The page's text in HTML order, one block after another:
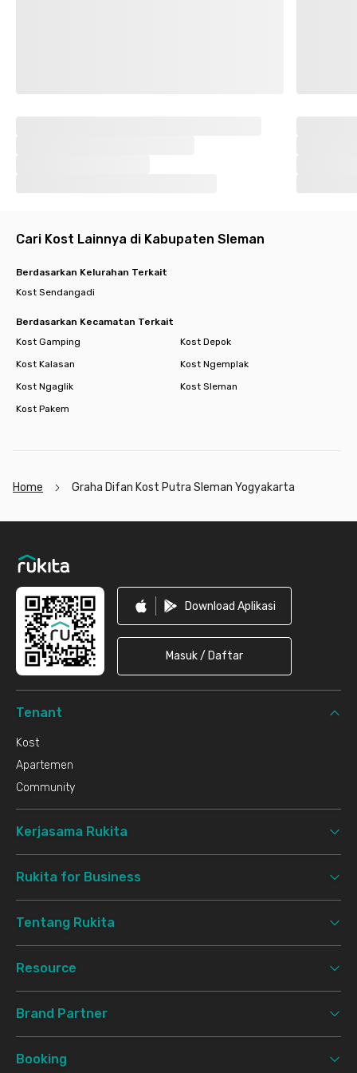
Cari Kost Lainnya di Kabupaten Sleman
Berdasarkan Kelurahan Terkait
Kost Sendangadi
Berdasarkan Kecamatan Terkait
Kost Gamping
Kost Depok
Kost Kalasan
Kost Ngemplak
Kost Ngaglik
Kost Sleman
Kost Pakem
Home Graha Difan Kost Putra Sleman Yogyakarta
Download Aplikasi
Masuk / Daftar
Tenant
Kost
Apartemen
Community
Kerjasama Rukita
Rukita for Business
Tentang Rukita
Resource
Brand Partner
Booking